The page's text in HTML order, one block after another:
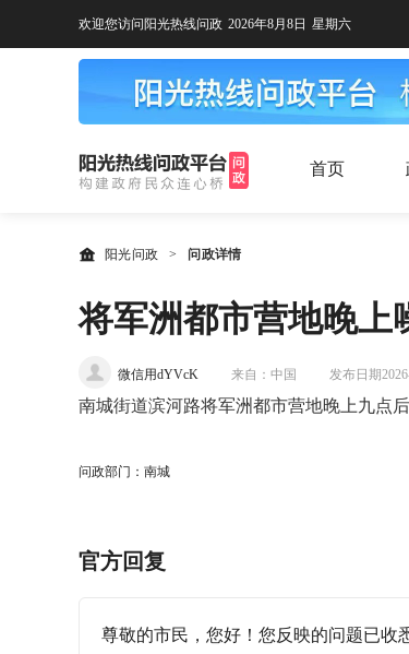
欢迎您访问阳光热线问政 2026年8月8日 星期六
首页
阳光问政 > 问政详情
将军洲都市营地晚上
微信用dYVcK 来自：中国 发布日期
南城街道滨河路将军洲都市营地晚上九点
问政部门：南城
官方回复
尊敬的市民，您好！您反映的问题已收